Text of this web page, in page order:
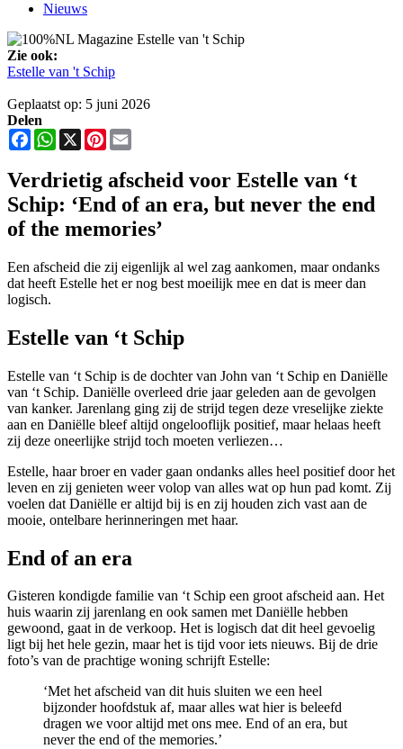
Nieuws
Zie ook:
Estelle van 't Schip
Geplaatst op: 5 juni 2026
Delen
FacebookWhatsApp
X Pinterest
Verdrietig afscheid voor Estelle van ‘t
Schip: ‘End of an era, but never the end
of the memories’
Een afscheid die zij eigenlijk al wel zag aankomen, maar ondanks
dat heeft Estelle het er nog best moeilijk mee en dat is meer dan
logisch.
Estelle van ‘t Schip
Estelle van ‘t Schip is de dochter van John van ‘t Schip en Daniëlle
van ‘t Schip. Daniëlle overleed drie jaar geleden aan de gevolgen
van kanker. Jarenlang ging zij de strijd tegen deze vreselijke ziekte
aan en Daniëlle bleef altijd ongelooflijk positief, maar helaas heeft
zij deze oneerlijke strijd toch moeten verliezen…
Estelle, haar broer en vader gaan ondanks alles heel positief door het
leven en zij genieten weer volop van alles wat op hun pad komt. Zij
voelen dat Daniëlle er altijd bij is en zij houden zich vast aan de
mooie, ontelbare herinneringen met haar.
End of an era
Gisteren kondigde familie van ‘t Schip een groot afscheid aan. Het
huis waarin zij jarenlang en ook samen met Daniëlle hebben
gewoond, gaat in de verkoop. Het is logisch dat dit heel gevoelig
ligt bij het hele gezin, maar het is tijd voor iets nieuws. Bij de drie
foto’s van de prachtige woning schrijft Estelle:
‘Met het afscheid van dit huis sluiten we een heel
bijzonder hoofdstuk af, maar alles wat hier is beleefd
dragen we voor altijd met ons mee. End of an era, but
never the end of the memories.’